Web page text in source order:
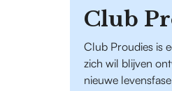
Club
Club Proudies is
zich wil blijven
nieuwe